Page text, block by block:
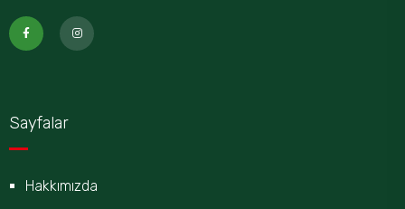
Sayfalar
Hakkımızda